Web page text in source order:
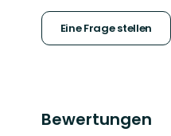
Eine Frage stellen
Bewertungen